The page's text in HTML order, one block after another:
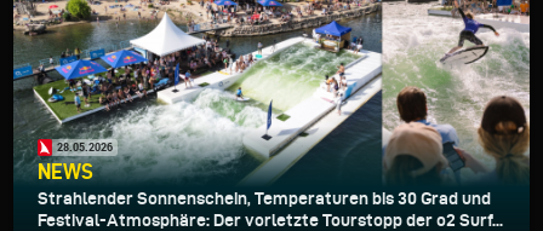
28.05.2026
NEWS
Strahlender Sonnenschein, Temperaturen bis 30 Grad und
Festival-Atmosphäre: Der vorletzte Tourstopp der o2 Surf...